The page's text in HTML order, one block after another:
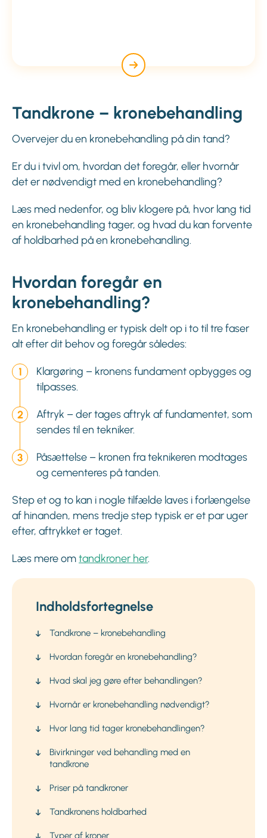
Tandkrone – kronebehandling
Overvejer du en kronebehandling på din tand?
Er du i tvivl om, hvordan det foregår, eller hvornår
det er nødvendigt med en kronebehandling?
Læs med nedenfor, og bliv klogere på, hvor lang tid
en kronebehandling tager, og hvad du kan forvente
af holdbarhed på en kronebehandling.
Hvordan foregår en
kronebehandling?
En kronebehandling er typisk delt op i to til tre faser
alt efter dit behov og foregår således:
Klargøring – kronens fundament opbygges og
tilpasses.
Aftryk – der tages aftryk af fundamentet, som
sendes til en tekniker.
Påsættelse – kronen fra teknikeren modtages
og cementeres på tanden.
Step et og to kan i nogle tilfælde laves i forlængelse
af hinanden, mens tredje step typisk er et par uger
efter, aftrykket er taget.
Læs mere omtandkroner her.
Indholdsfortegnelse
Tandkrone – kronebehandling
Hvordan foregår en kronebehandling?
Hvad skal jeg gøre efter behandlingen?
Hvornår er kronebehandling nødvendigt?
Hvor lang tid tager kronebehandlingen?
Bivirkninger ved behandling med en
tandkrone
Priser på tandkroner
Tandkronens holdbarhed
Typer af kroner